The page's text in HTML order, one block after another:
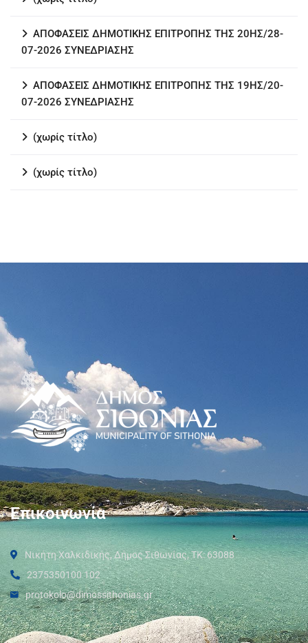
ΑΠΟΦΑΣΕΙΣ ΔΗΜΟΤΙΚΗΣ ΕΠΙΤΡΟΠΗΣ ΤΗΣ 20ΗΣ/28-
07-2026 ΣΥΝΕΔΡΙΑΣΗΣ
ΑΠΟΦΑΣΕΙΣ ΔΗΜΟΤΙΚΗΣ ΕΠΙΤΡΟΠΗΣ ΤΗΣ 19ΗΣ/20-
07-2026 ΣΥΝΕΔΡΙΑΣΗΣ
(χωρίς τίτλο)
(χωρίς τίτλο)
Επικοινωνία
Νικήτη Χαλκιδικής, Δήμος Σιθωνίας, ΤΚ: 63088
2375350100 102
protokolo@dimossithonias.gr